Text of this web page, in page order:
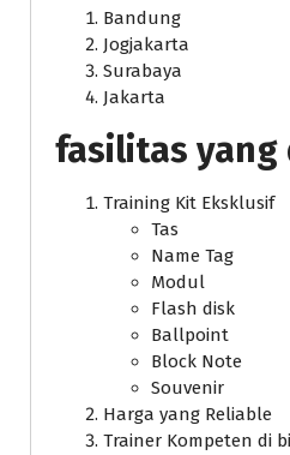
Bandung
Jogjakarta
Surabaya
Jakarta
fasilitas yang
Training Kit Eksklusif
Tas
Name Tag
Modul
Flash disk
Ballpoint
Block Note
Souvenir
Harga yang Reliable
Trainer Kompeten di